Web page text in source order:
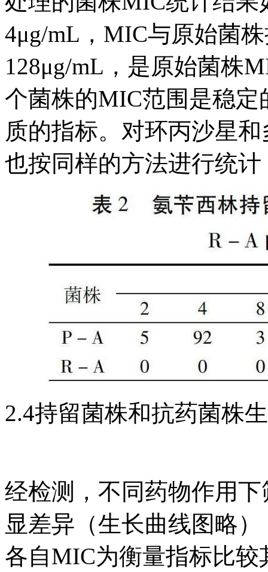
4μg/mL，MIC与原始菌
128μg/mL，是原始菌株
个菌株的MIC范围是稳
质的指标。对环丙沙星
也按同样的方法进行统
2.4持留菌株和抗药菌株
经检测，不同药物作用
显差异（生长曲线图略
各自MIC为衡量指标比较